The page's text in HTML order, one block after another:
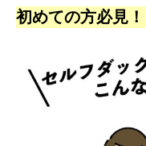
初めての方必見